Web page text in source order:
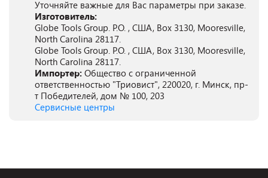
Уточняйте важные для Вас параметры при заказе.
Изготовитель:
Globe Tools Group. P.O. , США, Box 3130, Mooresville,
North Carolina 28117.
Globe Tools Group. P.O. , США, Box 3130, Mooresville,
North Carolina 28117.
Импортер: Общество с ограниченной
ответственностью "Триовист", 220020, г. Минск, пр-
т Победителей, дом № 100, 203
Сервисные центры